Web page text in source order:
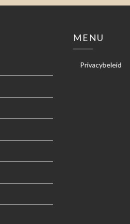
MENU
Privacybeleid